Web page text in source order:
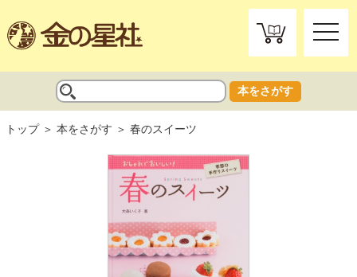
toggle
本をさがす
トップ 本をさがす 春のスイーツ